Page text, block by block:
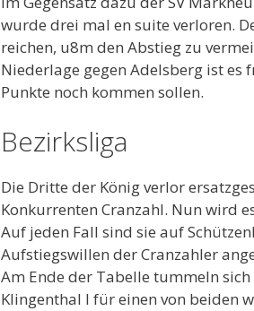
wurde drei mal en suite verloren.
reichen, u8m den Abstieg zu
Niederlage gegen Adelsberg ist es
Punkte noch kommen sollen.
Bezirksliga
Die Dritte der König verlor
Konkurrenten Cranzahl. Nun wird
Auf jeden Fall sind sie auf
Aufstiegswillen der Cranzahler
Am Ende der Tabelle tummeln sich
Klingenthal I für einen von beiden